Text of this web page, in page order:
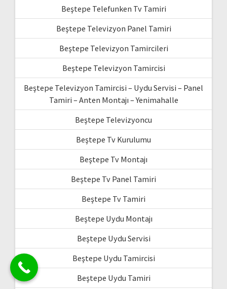
Beştepe Telefunken Tv Tamiri
Beştepe Televizyon Panel Tamiri
Beştepe Televizyon Tamircileri
Beştepe Televizyon Tamircisi
Beştepe Televizyon Tamircisi – Uydu Servisi – Panel
Tamiri – Anten Montajı – Yenimahalle
Beştepe Televizyoncu
Beştepe Tv Kurulumu
Beştepe Tv Montajı
Beştepe Tv Panel Tamiri
Beştepe Tv Tamiri
Beştepe Uydu Montajı
Beştepe Uydu Servisi
Beştepe Uydu Tamircisi
Beştepe Uydu Tamiri